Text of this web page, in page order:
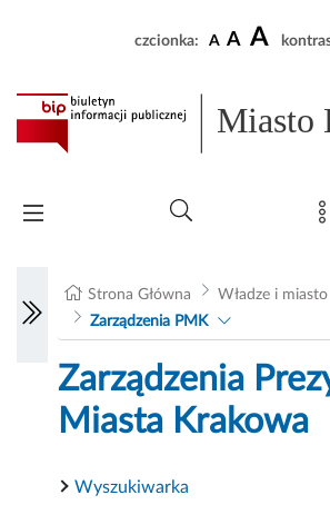
czcionka: A A A
Miasto
Strona Główna Władze i miasto
Zarządzenia PMK
Zarządzenia
Miasta Krakowa
Wyszukiwarka